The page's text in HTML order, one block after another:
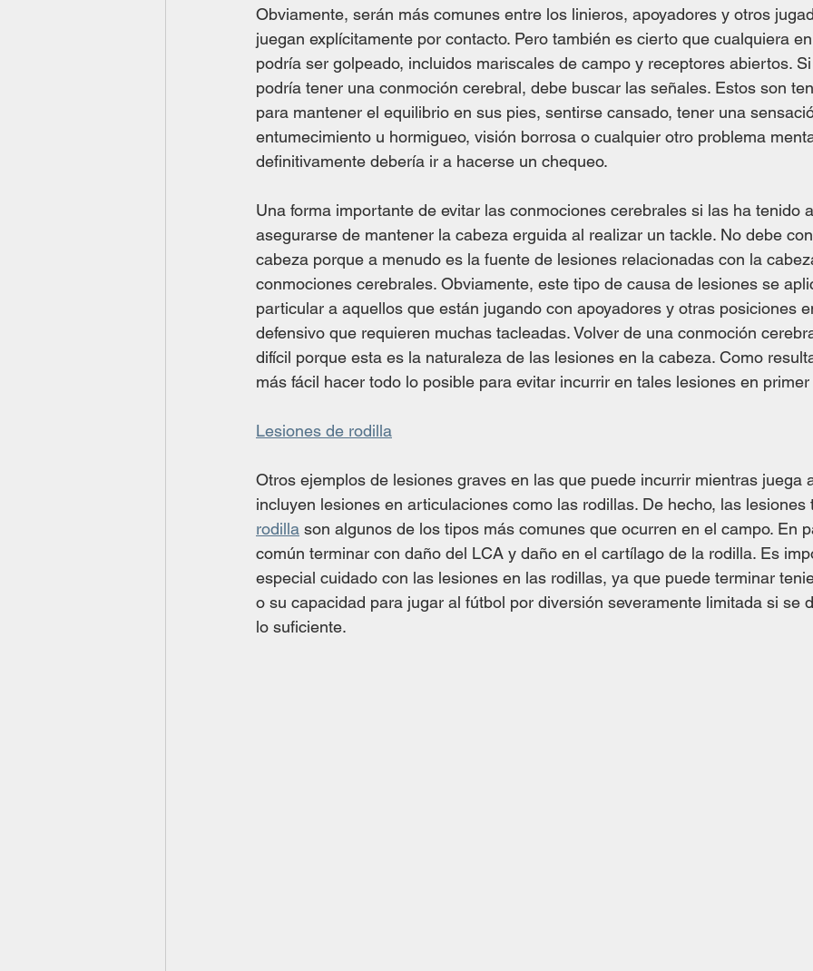
Obviamente, serán más comunes entre los linieros, apoyadores y otros
juegan explícitamente por contacto. Pero también es cierto que cualquiera
podría ser golpeado, incluidos mariscales de campo y receptores abiertos.
podría tener una conmoción cerebral, debe buscar las señales. Estos son
para mantener el equilibrio en sus pies, sentirse cansado, tener una
entumecimiento u hormigueo, visión borrosa o cualquier otro problema
definitivamente debería ir a hacerse un chequeo.
Una forma importante de evitar las conmociones cerebrales si las ha tenido
asegurarse de mantener la cabeza erguida al realizar un tackle. No debe
cabeza porque a menudo es la fuente de lesiones relacionadas con la
conmociones cerebrales. Obviamente, este tipo de causa de lesiones se
particular a aquellos que están jugando con apoyadores y otras posiciones
defensivo que requieren muchas tacleadas. Volver de una conmoción
difícil porque esta es la naturaleza de las lesiones en la cabeza. Como
más fácil hacer todo lo posible para evitar incurrir en tales lesiones en primer
Lesiones de rodilla
Otros ejemplos de lesiones graves en las que puede incurrir mientras juega
incluyen lesiones en articulaciones como las rodillas. De hecho, las
rodilla son algunos de los tipos más comunes que ocurren en el campo. En
común terminar con daño del LCA y daño en el cartílago de la rodilla. Es
especial cuidado con las lesiones en las rodillas, ya que puede terminar
o su capacidad para jugar al fútbol por diversión severamente limitada si se
lo suficiente.